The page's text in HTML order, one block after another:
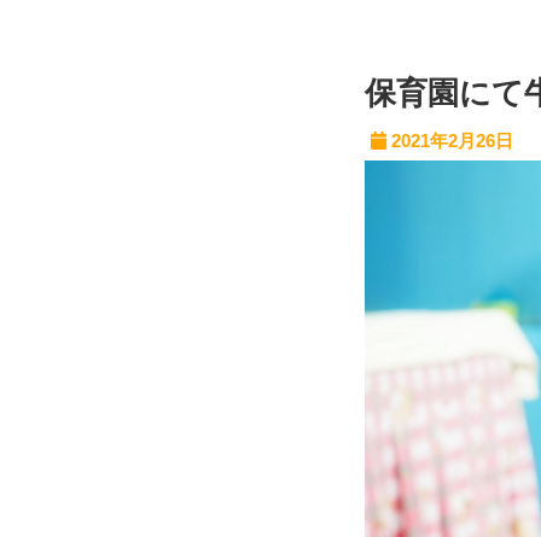
保育園にて
2021年2月26日